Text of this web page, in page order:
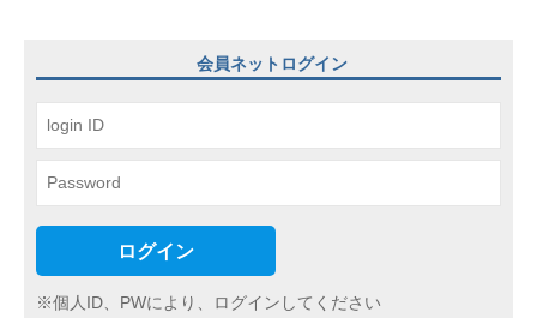
ン
会員ネットログイン
ログイン
※個人ID、PWにより、ログインしてください